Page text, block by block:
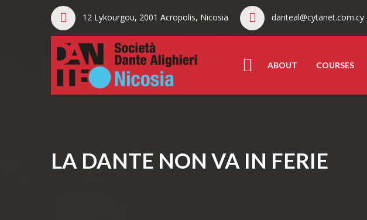
12 Lykourgou, 2001 Acropolis, Nicosia danteal@cytanet.com.cy
ABOUT COURSES
LA DANTE NON VA IN FERIE